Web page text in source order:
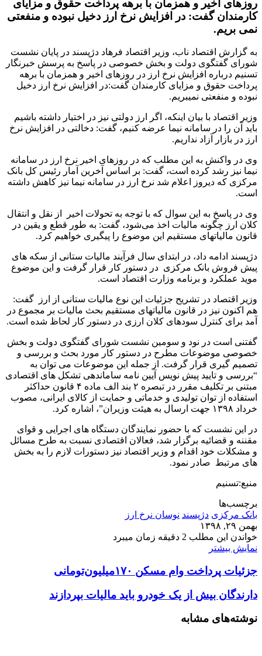
روزهای اخیر و همزمان با برهه پرداخت حقوق و مزایای
کارمندان گفت: در افزایش نرخ ارز دخیل نبوده و منفعتی
نمی بریم.
به گزارش اقتصاد ناب، وزیر اقتصاد فرهاد دژپسند در پایان نشست
شورای گفتگوی دولت و بخش خصوصی در پاسخ به پرسش خبرنگار
تسنیم درباره افزایش نرخ ارز در روزهای اخیر و همزمان با برهه
پرداخت حقوق و مزایای کارمندان گفت:در افزایش نرخ ارز دخیل
نبوده و منفعتی نمیبریم.
وزیر اقتصاد با بیان اینکه، اگر ارز دولتی نیز در اختیار داشته باشیم
باید آن را در سامانه نیما عرضه کنیم، گفت: دخالتی در افزایش نرخ
ارز در بازار آزاد نداریم.
وی در واکنش به این مطلب که در روزهای اخیر نرخ ارز در سامانه
نیما نیز رشد کرده است، گفت: بر اساس آخرین آمار رئیس کل بانک
مرکزی که دیروز اعلام شد نرخ ارز در سامانه نیما نیز کاهش داشته
است.
وی در پاسخ به این سوال که با توجه به تحولات اخیر از نقل و انتقال
کلان ارز چگونه مالیات اخذ می‌شود، گفت: به طور قطع و یقین در
قانون مالیاتهای مستقیم این موضوع را پیگیری خواهیم کرد.
دژپسند ادامه داد، در ابتدای سال فرآیند مالیات ستانی از سکه های
پیش فروش بانک مرکزی در دستور کار قرار گرفت و این موضوع
موید عملکرد و برنامه وزارت اقتصاد است.
وزیر اقتصاد در تشریح جزئیات این نوع مالیات ستانی از ارز گفت:
هم اکنون نیز در قانون مالیاتهای مستقیم بحث مالیات بر مجموع در
آمد برای کنترل سودهای کلان ارزی در دستور کار لحاظ شده است.
گفتنی است در نود و سومین نشست شورای گفتگوی دولت و بخش
خصوصی موضوعات مطرح در دستور کار مورد بحث و بررسی و
تصمیم گیری قرار گرفت. از جمله این موضوعات می توان به
“بررسی و تایید پیش نویس آیین نامه ساماندهی تشکل های اقتصادی
مبتنی بر تکلیف مقرر در تبصره ۲ بند الف ماده ۴ قانون حداکثر
استفاده از توان تولیدی و خدماتی و حمایت از کالای ایرانی، مصوب
خرداد ۱۳۹۸ جهت ارسال به هیئت وزیران”، اشاره کرد.
در این نشست که با حضور نمایندگان دستگاه های اجرایی و قوای
مقننه و قضائیه برگزار شد، فعالان اقتصادی نسبت به طرح مسائل
و مشکلات خود اقدام و وزیر اقتصاد نیز دستورات لازم را به بخش
های مرتبط صادر نمود.
منبع:تسنیم
برچسب‌ها
بانک مرکزی دژپسند نوسان نرخ ارز
بهمن ۲۹, ۱۳۹۸
خواندن این مطلب 2 دقیقه زمان میبرد
نمایش بیشتر
جزئیات پرداخت وام مسکن ۱۷۰میلیون‌تومانی
دارندگان بیش از یک خودرو باید مالیات بپردازند
نوشته‌های مشابه